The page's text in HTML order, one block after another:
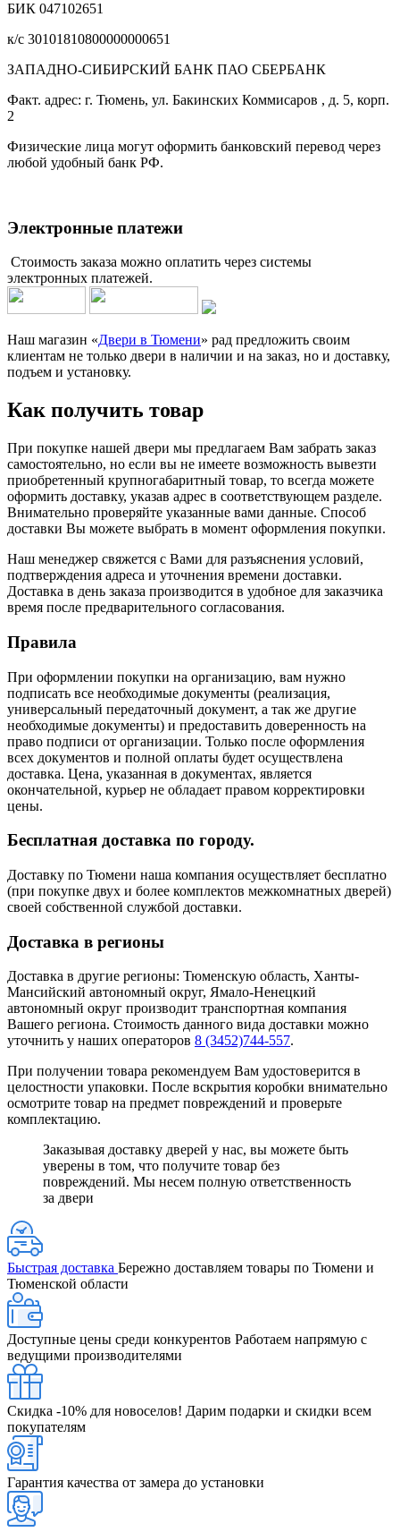
БИК 047102651
к/с 30101810800000000651
ЗАПАДНО-СИБИРСКИЙ БАНК ПАО СБЕРБАНК
Факт. адрес: г. Тюмень, ул. Бакинских Коммисаров , д. 5, корп.
2
Физические лица могут оформить банковский перевод через
любой удобный банк РФ.
Электронные платежи
Стоимость заказа можно оплатить через системы
электронных платежей.
Наш магазин «Двери в Тюмени» рад предложить своим
клиентам не только двери в наличии и на заказ, но и доставку,
подъем и установку.
Как получить товар
При покупке нашей двери мы предлагаем Вам забрать заказ
самостоятельно, но если вы не имеете возможность вывезти
приобретенный крупногабаритный товар, то всегда можете
оформить доставку, указав адрес в соответствующем разделе.
Внимательно проверяйте указанные вами данные. Способ
доставки Вы можете выбрать в момент оформления покупки.
Наш менеджер свяжется с Вами для разъяснения условий,
подтверждения адреса и уточнения времени доставки.
Доставка в день заказа производится в удобное для заказчика
время после предварительного согласования.
Правила
При оформлении покупки на организацию, вам нужно
подписать все необходимые документы (реализация,
универсальный передаточный документ, а так же другие
необходимые документы) и предоставить доверенность на
право подписи от организации. Только после оформления
всех документов и полной оплаты будет осуществлена
доставка. Цена, указанная в документах, является
окончательной, курьер не обладает правом корректировки
цены.
Бесплатная доставка по городу.
Доставку по Тюмени наша компания осуществляет бесплатно
(при покупке двух и более комплектов межкомнатных дверей)
своей собственной службой доставки.
Доставка в регионы
Доставка в другие регионы: Тюменскую область, Ханты-
Мансийский автономный округ, Ямало-Ненецкий
автономный округ производит транспортная компания
Вашего региона. Стоимость данного вида доставки можно
уточнить у наших операторов 8 (3452)744-557.
При получении товара рекомендуем Вам удостоверится в
целостности упаковки. После вскрытия коробки внимательно
осмотрите товар на предмет повреждений и проверьте
комплектацию.
Заказывая доставку дверей у нас, вы можете быть
уверены в том, что получите товар без
повреждений. Мы несем полную ответственность
за двери
Быстрая доставка Бережно доставляем товары по Тюмени и
Тюменской области
Доступные цены среди конкурентов Работаем напрямую с
ведущими производителями
Скидка -10% для новоселов! Дарим подарки и скидки всем
покупателям
Гарантия качества от замера до установки